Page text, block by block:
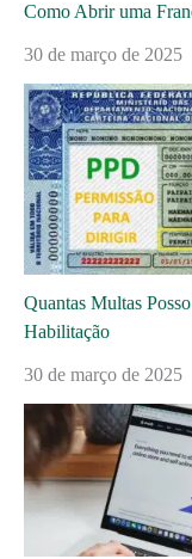
Como Abrir uma
30 de março de 2025
Quantas Multas
Habilitação
30 de março de 2025